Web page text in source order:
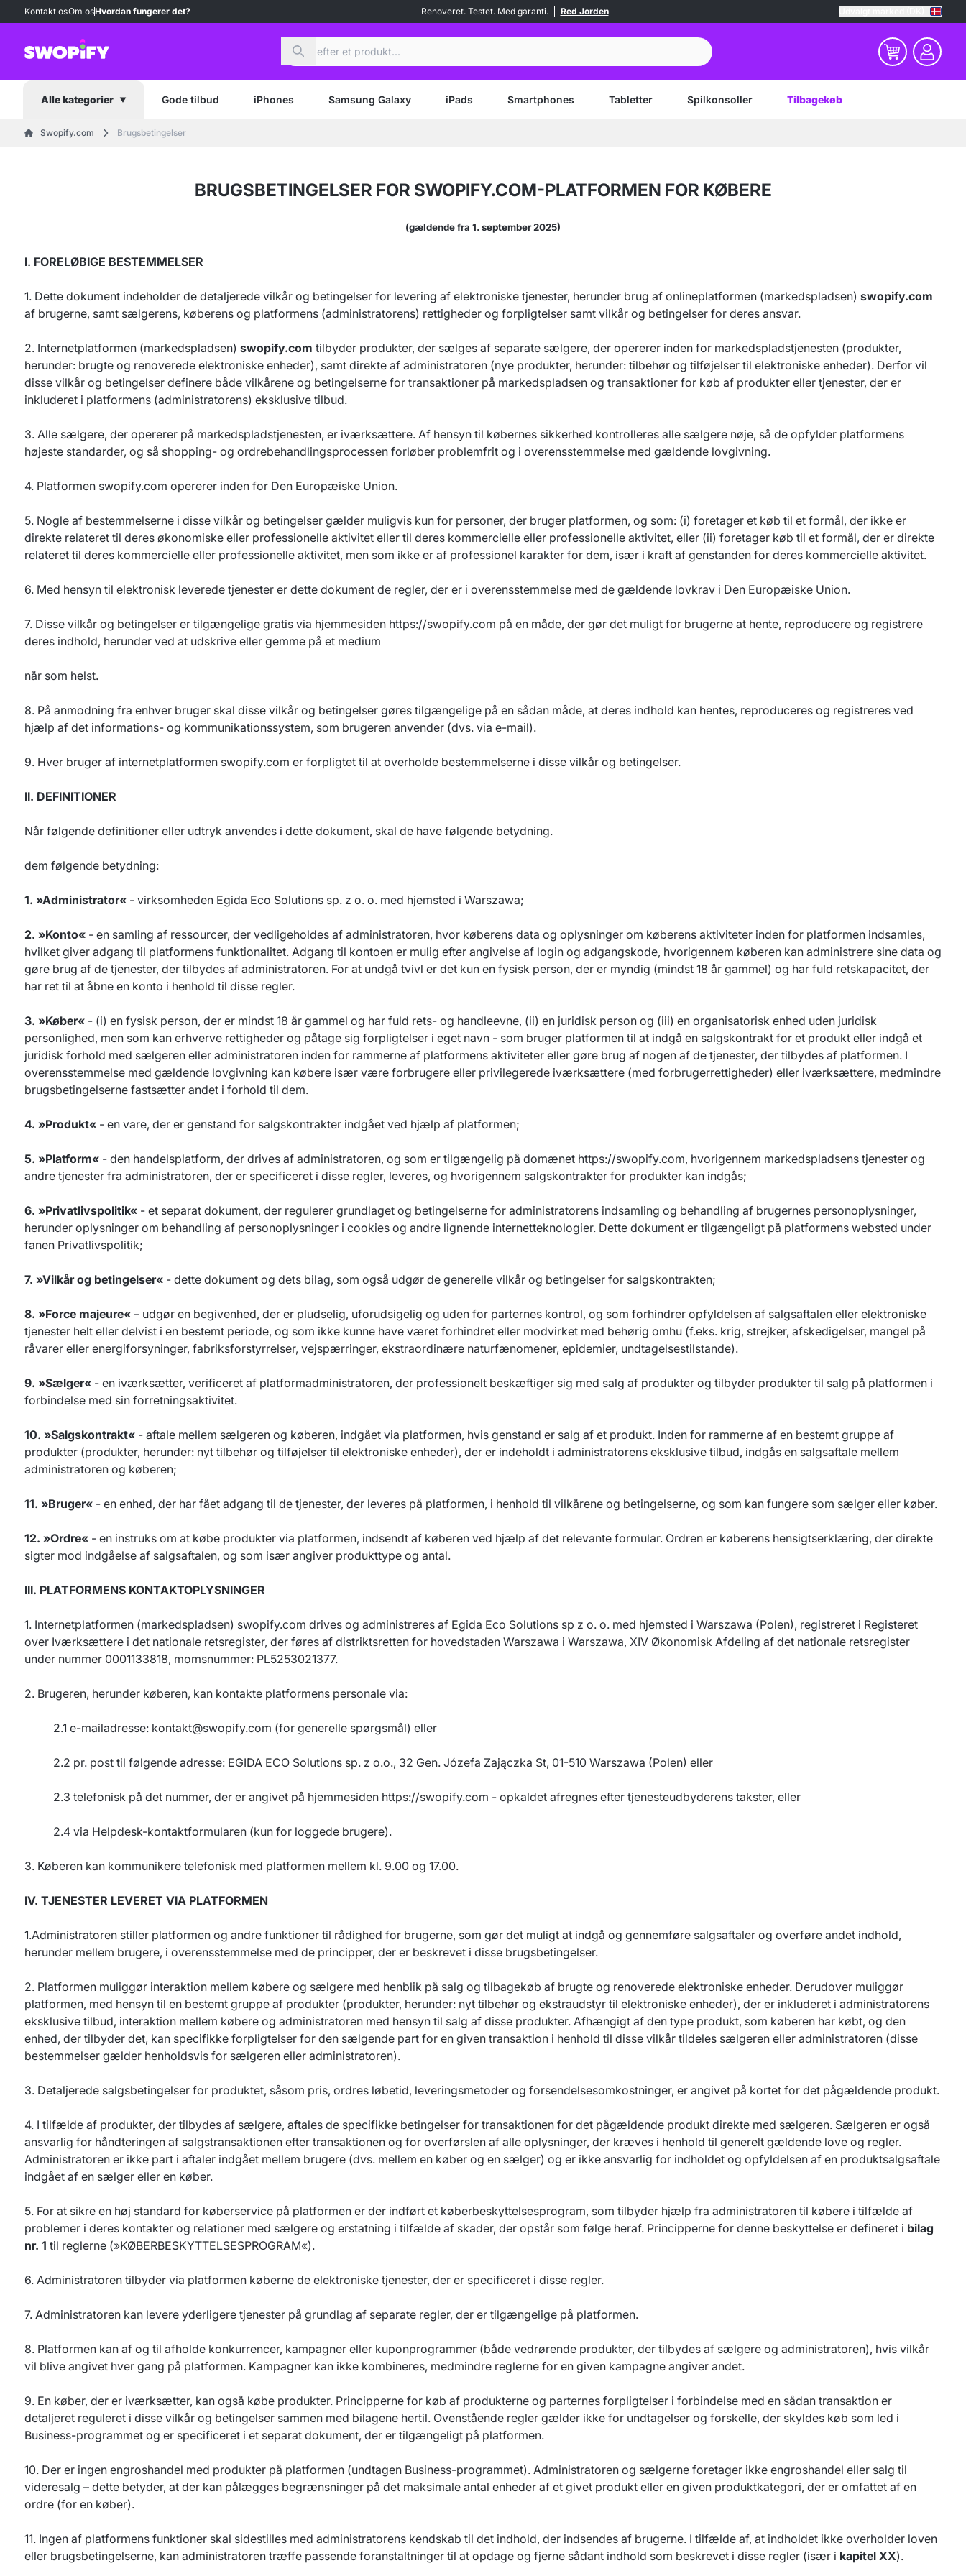
Kontakt osOm osHvordan fungerer det? Renoveret. Testet. Med garanti. Red Jorden
Alle kategorier Gode tilbud iPhones Samsung Galaxy iPads Smartphones Tabletter Spilkonsoller Tilbagekøb
Swopify.com Brugsbetingelser
BRUGSBETINGELSER FOR SWOPIFY.COM-PLATFORMEN FOR KØBERE
(gældende fra 1. september 2025)
I. FORELØBIGE BESTEMMELSER
1. Dette dokument indeholder de detaljerede vilkår og betingelser for levering af elektroniske tjenester, herunder brug af onlineplatformen (markedspladsen) swopify.com
af brugerne, samt sælgerens, køberens og platformens (administratorens) rettigheder og forpligtelser samt vilkår og betingelser for deres ansvar.
2. Internetplatformen (markedspladsen) swopify.com tilbyder produkter, der sælges af separate sælgere, der opererer inden for markedspladstjenesten (produkter,
herunder: brugte og renoverede elektroniske enheder), samt direkte af administratoren (nye produkter, herunder: tilbehør og tilføjelser til elektroniske enheder). Derfor vil
disse vilkår og betingelser definere både vilkårene og betingelserne for transaktioner på markedspladsen og transaktioner for køb af produkter eller tjenester, der er
inkluderet i platformens (administratorens) eksklusive tilbud.
3. Alle sælgere, der opererer på markedspladstjenesten, er iværksættere. Af hensyn til købernes sikkerhed kontrolleres alle sælgere nøje, så de opfylder platformens
højeste standarder, og så shopping- og ordrebehandlingsprocessen forløber problemfrit og i overensstemmelse med gældende lovgivning.
4. Platformen swopify.com opererer inden for Den Europæiske Union.
5. Nogle af bestemmelserne i disse vilkår og betingelser gælder muligvis kun for personer, der bruger platformen, og som: (i) foretager et køb til et formål, der ikke er
direkte relateret til deres økonomiske eller professionelle aktivitet eller til deres kommercielle eller professionelle aktivitet, eller (ii) foretager køb til et formål, der er direkte
relateret til deres kommercielle eller professionelle aktivitet, men som ikke er af professionel karakter for dem, især i kraft af genstanden for deres kommercielle aktivitet.
6. Med hensyn til elektronisk leverede tjenester er dette dokument de regler, der er i overensstemmelse med de gældende lovkrav i Den Europæiske Union.
7. Disse vilkår og betingelser er tilgængelige gratis via hjemmesiden https://swopify.com på en måde, der gør det muligt for brugerne at hente, reproducere og registrere
deres indhold, herunder ved at udskrive eller gemme på et medium
når som helst.
8. På anmodning fra enhver bruger skal disse vilkår og betingelser gøres tilgængelige på en sådan måde, at deres indhold kan hentes, reproduceres og registreres ved
hjælp af det informations- og kommunikationssystem, som brugeren anvender (dvs. via e-mail).
9. Hver bruger af internetplatformen swopify.com er forpligtet til at overholde bestemmelserne i disse vilkår og betingelser.
II. DEFINITIONER
Når følgende definitioner eller udtryk anvendes i dette dokument, skal de have følgende betydning.
dem følgende betydning:
1. »Administrator« - virksomheden Egida Eco Solutions sp. z o. o. med hjemsted i Warszawa;
2. »Konto« - en samling af ressourcer, der vedligeholdes af administratoren, hvor køberens data og oplysninger om køberens aktiviteter inden for platformen indsamles,
hvilket giver adgang til platformens funktionalitet. Adgang til kontoen er mulig efter angivelse af login og adgangskode, hvorigennem køberen kan administrere sine data og
gøre brug af de tjenester, der tilbydes af administratoren. For at undgå tvivl er det kun en fysisk person, der er myndig (mindst 18 år gammel) og har fuld retskapacitet, der
har ret til at åbne en konto i henhold til disse regler.
3. »Køber« - (i) en fysisk person, der er mindst 18 år gammel og har fuld rets- og handleevne, (ii) en juridisk person og (iii) en organisatorisk enhed uden juridisk
personlighed, men som kan erhverve rettigheder og påtage sig forpligtelser i eget navn - som bruger platformen til at indgå en salgskontrakt for et produkt eller indgå et
juridisk forhold med sælgeren eller administratoren inden for rammerne af platformens aktiviteter eller gøre brug af nogen af de tjenester, der tilbydes af platformen. I
overensstemmelse med gældende lovgivning kan købere især være forbrugere eller privilegerede iværksættere (med forbrugerrettigheder) eller iværksættere, medmindre
brugsbetingelserne fastsætter andet i forhold til dem.
4. »Produkt« - en vare, der er genstand for salgskontrakter indgået ved hjælp af platformen;
5. »Platform« - den handelsplatform, der drives af administratoren, og som er tilgængelig på domænet https://swopify.com, hvorigennem markedspladsens tjenester og
andre tjenester fra administratoren, der er specificeret i disse regler, leveres, og hvorigennem salgskontrakter for produkter kan indgås;
6. »Privatlivspolitik« - et separat dokument, der regulerer grundlaget og betingelserne for administratorens indsamling og behandling af brugernes personoplysninger,
herunder oplysninger om behandling af personoplysninger i cookies og andre lignende internetteknologier. Dette dokument er tilgængeligt på platformens websted under
fanen Privatlivspolitik;
7. »Vilkår og betingelser« - dette dokument og dets bilag, som også udgør de generelle vilkår og betingelser for salgskontrakten;
8. »Force majeure« – udgør en begivenhed, der er pludselig, uforudsigelig og uden for parternes kontrol, og som forhindrer opfyldelsen af salgsaftalen eller elektroniske
tjenester helt eller delvist i en bestemt periode, og som ikke kunne have været forhindret eller modvirket med behørig omhu (f.eks. krig, strejker, afskedigelser, mangel på
råvarer eller energiforsyninger, fabriksforstyrrelser, vejspærringer, ekstraordinære naturfænomener, epidemier, undtagelsestilstande).
9. »Sælger« - en iværksætter, verificeret af platformadministratoren, der professionelt beskæftiger sig med salg af produkter og tilbyder produkter til salg på platformen i
forbindelse med sin forretningsaktivitet.
10. »Salgskontrakt« - aftale mellem sælgeren og køberen, indgået via platformen, hvis genstand er salg af et produkt. Inden for rammerne af en bestemt gruppe af
produkter (produkter, herunder: nyt tilbehør og tilføjelser til elektroniske enheder), der er indeholdt i administratorens eksklusive tilbud, indgås en salgsaftale mellem
administratoren og køberen;
11. »Bruger« - en enhed, der har fået adgang til de tjenester, der leveres på platformen, i henhold til vilkårene og betingelserne, og som kan fungere som sælger eller køber.
12. »Ordre« - en instruks om at købe produkter via platformen, indsendt af køberen ved hjælp af det relevante formular. Ordren er køberens hensigtserklæring, der direkte
sigter mod indgåelse af salgsaftalen, og som især angiver produkttype og antal.
III. PLATFORMENS KONTAKTOPLYSNINGER
1. Internetplatformen (markedspladsen) swopify.com drives og administreres af Egida Eco Solutions sp z o. o. med hjemsted i Warszawa (Polen), registreret i Registeret
over Iværksættere i det nationale retsregister, der føres af distriktsretten for hovedstaden Warszawa i Warszawa, XIV Økonomisk Afdeling af det nationale retsregister
under nummer 0001133818, momsnummer: PL5253021377.
2. Brugeren, herunder køberen, kan kontakte platformens personale via:
2.1 e-mailadresse: kontakt@swopify.com (for generelle spørgsmål) eller
2.2 pr. post til følgende adresse: EGIDA ECO Solutions sp. z o.o., 32 Gen. Józefa Zajączka St, 01-510 Warszawa (Polen) eller
2.3 telefonisk på det nummer, der er angivet på hjemmesiden https://swopify.com - opkaldet afregnes efter tjenesteudbyderens takster, eller
2.4 via Helpdesk-kontaktformularen (kun for loggede brugere).
3. Køberen kan kommunikere telefonisk med platformen mellem kl. 9.00 og 17.00.
IV. TJENESTER LEVERET VIA PLATFORMEN
1.Administratoren stiller platformen og andre funktioner til rådighed for brugerne, som gør det muligt at indgå og gennemføre salgsaftaler og overføre andet indhold,
herunder mellem brugere, i overensstemmelse med de principper, der er beskrevet i disse brugsbetingelser.
2. Platformen muliggør interaktion mellem købere og sælgere med henblik på salg og tilbagekøb af brugte og renoverede elektroniske enheder. Derudover muliggør
platformen, med hensyn til en bestemt gruppe af produkter (produkter, herunder: nyt tilbehør og ekstraudstyr til elektroniske enheder), der er inkluderet i administratorens
eksklusive tilbud, interaktion mellem købere og administratoren med hensyn til salg af disse produkter. Afhængigt af den type produkt, som køberen har købt, og den
enhed, der tilbyder det, kan specifikke forpligtelser for den sælgende part for en given transaktion i henhold til disse vilkår tildeles sælgeren eller administratoren (disse
bestemmelser gælder henholdsvis for sælgeren eller administratoren).
3. Detaljerede salgsbetingelser for produktet, såsom pris, ordres løbetid, leveringsmetoder og forsendelsesomkostninger, er angivet på kortet for det pågældende produkt.
4. I tilfælde af produkter, der tilbydes af sælgere, aftales de specifikke betingelser for transaktionen for det pågældende produkt direkte med sælgeren. Sælgeren er også
ansvarlig for håndteringen af salgstransaktionen efter transaktionen og for overførslen af alle oplysninger, der kræves i henhold til generelt gældende love og regler.
Administratoren er ikke part i aftaler indgået mellem brugere (dvs. mellem en køber og en sælger) og er ikke ansvarlig for indholdet og opfyldelsen af en produktsalgsaftale
indgået af en sælger eller en køber.
5. For at sikre en høj standard for køberservice på platformen er der indført et køberbeskyttelsesprogram, som tilbyder hjælp fra administratoren til købere i tilfælde af
problemer i deres kontakter og relationer med sælgere og erstatning i tilfælde af skader, der opstår som følge heraf. Principperne for denne beskyttelse er defineret i bilag
nr. 1 til reglerne (»KØBERBESKYTTELSESPROGRAM«).
6. Administratoren tilbyder via platformen køberne de elektroniske tjenester, der er specificeret i disse regler.
7. Administratoren kan levere yderligere tjenester på grundlag af separate regler, der er tilgængelige på platformen.
8. Platformen kan af og til afholde konkurrencer, kampagner eller kuponprogrammer (både vedrørende produkter, der tilbydes af sælgere og administratoren), hvis vilkår
vil blive angivet hver gang på platformen. Kampagner kan ikke kombineres, medmindre reglerne for en given kampagne angiver andet.
9. En køber, der er iværksætter, kan også købe produkter. Principperne for køb af produkterne og parternes forpligtelser i forbindelse med en sådan transaktion er
detaljeret reguleret i disse vilkår og betingelser sammen med bilagene hertil. Ovenstående regler gælder ikke for undtagelser og forskelle, der skyldes køb som led i
Business-programmet og er specificeret i et separat dokument, der er tilgængeligt på platformen.
10. Der er ingen engroshandel med produkter på platformen (undtagen Business-programmet). Administratoren og sælgerne foretager ikke engroshandel eller salg til
videresalg – dette betyder, at der kan pålægges begrænsninger på det maksimale antal enheder af et givet produkt eller en given produktkategori, der er omfattet af en
ordre (for en køber).
11. Ingen af platformens funktioner skal sidestilles med administratorens kendskab til det indhold, der indsendes af brugerne. I tilfælde af, at indholdet ikke overholder loven
eller brugsbetingelserne, kan administratoren træffe passende foranstaltninger til at opdage og fjerne sådant indhold som beskrevet i disse regler (især i kapitel XX).